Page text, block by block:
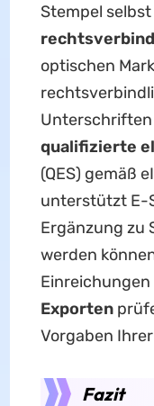
Stempel
optischen
Unterschriften
qualifizierte
(QES) gemäß
unterstützt E-
Ergänzung zu
werden
Einreichungen
Exporten
Vorgaben
Fazit